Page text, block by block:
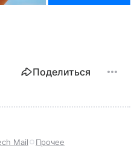
Поделиться
Mail Прочее